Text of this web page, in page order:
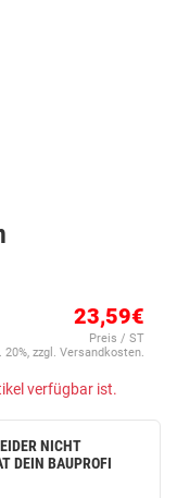
23,59€
Preis / ST
zzgl. Versandkosten.
verfügbar ist.
NICHT
DEIN BAUPROFI